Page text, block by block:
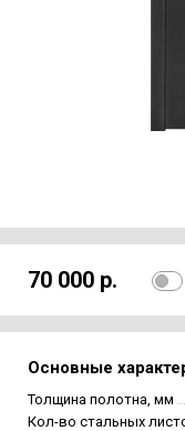
70 000 р.
Основные
Толщина полотна, мм
Кол-во стальных